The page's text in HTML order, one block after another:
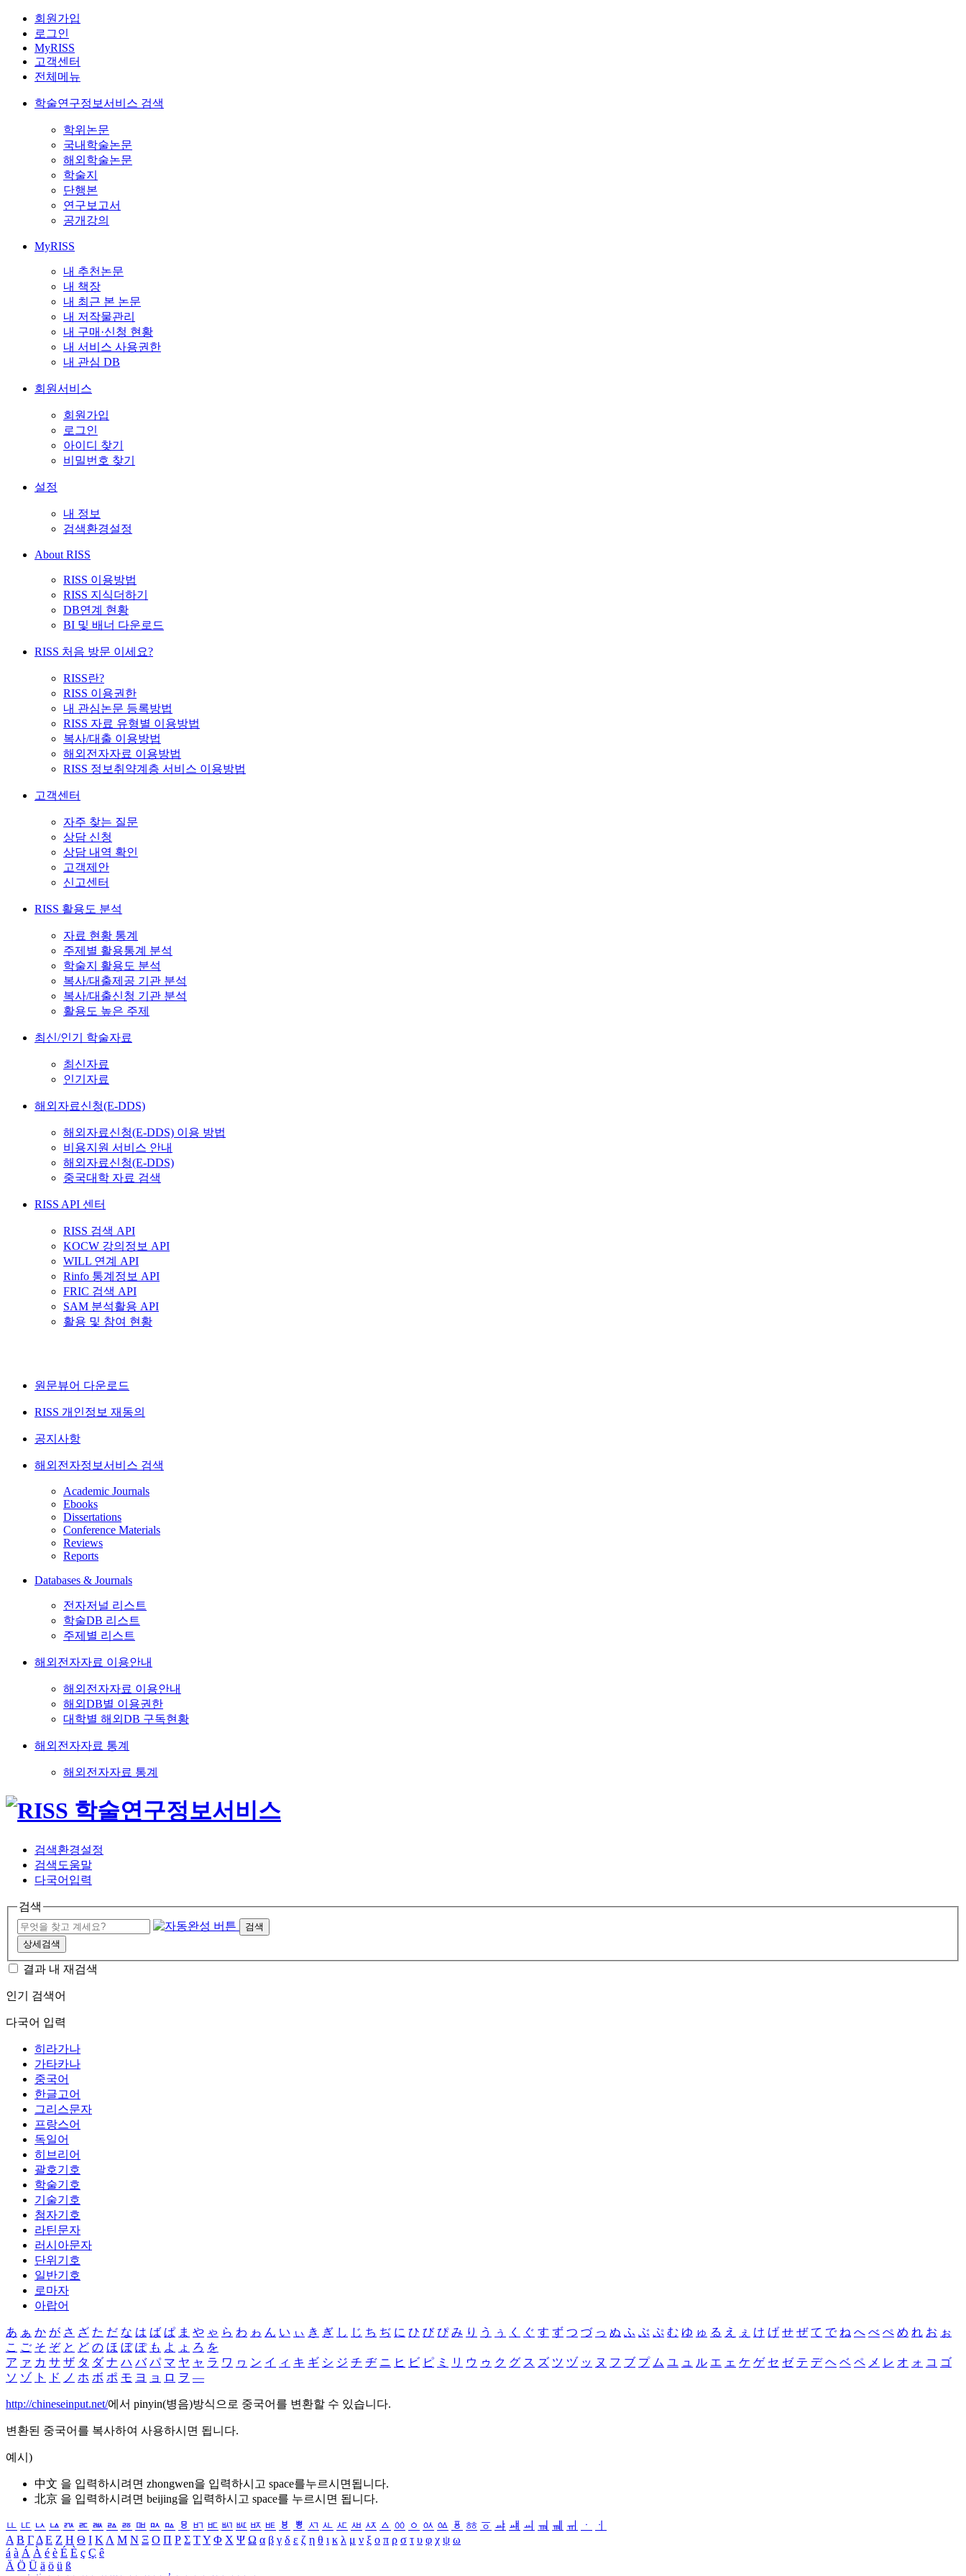
회원가입
로그인
MyRISS
고객센터
전체메뉴
학술연구정보서비스 검색
학위논문
국내학술논문
해외학술논문
학술지
단행본
연구보고서
공개강의
MyRISS
내 추천논문
내 책장
내 최근 본 논문
내 저작물관리
내 구매·신청 현황
내 서비스 사용권한
내 관심 DB
회원서비스
회원가입
로그인
아이디 찾기
비밀번호 찾기
설정
내 정보
검색환경설정
About RISS
RISS 이용방법
RISS 지식더하기
DB연계 현황
BI 및 배너 다운로드
RISS 처음 방문 이세요?
RISS란?
RISS 이용권한
내 관심논문 등록방법
RISS 자료 유형별 이용방법
복사/대출 이용방법
해외전자자료 이용방법
RISS 정보취약계층 서비스 이용방법
고객센터
자주 찾는 질문
상담 신청
상담 내역 확인
고객제안
신고센터
RISS 활용도 분석
자료 현황 통계
주제별 활용통계 분석
학술지 활용도 분석
복사/대출제공 기관 분석
복사/대출신청 기관 분석
활용도 높은 주제
최신/인기 학술자료
최신자료
인기자료
해외자료신청(E-DDS)
해외자료신청(E-DDS) 이용 방법
비용지원 서비스 안내
해외자료신청(E-DDS)
중국대학 자료 검색
RISS API 센터
RISS 검색 API
KOCW 강의정보 API
WILL 연계 API
Rinfo 통계정보 API
FRIC 검색 API
SAM 분석활용 API
활용 및 참여 현황
원문뷰어 다운로드
RISS 개인정보 재동의
공지사항
해외전자정보서비스 검색
Academic Journals
Ebooks
Dissertations
Conference Materials
Reviews
Reports
Databases & Journals
전자저널 리스트
학술DB 리스트
주제별 리스트
해외전자자료 이용안내
해외전자자료 이용안내
해외DB별 이용권한
대학별 해외DB 구독현황
해외전자자료 통계
해외전자자료 통계
검색환경설정
검색도움말
다국어입력
검색
검색
상세검색
결과 내 재검색
인기 검색어
다국어 입력
히라가나
가타카나
중국어
한글고어
그리스문자
프랑스어
독일어
히브리어
괄호기호
학술기호
기술기호
첨자기호
라틴문자
러시아문자
단위기호
일반기호
로마자
아랍어
あ ぁ か が さ ざ た だ な は ば ぱ ま や ゃ ら わ ゎ ん い ぃ き ぎ し じ ち ぢ に ひ び ぴ み り う ぅ く ぐ す ず つ づ っ ぬ ふ ぶ ぷ む ゆ ゅ る え ぇ け げ せ ぜ て で ね へ べ ぺ め れ お ぉ
こ ご そ ぞ と ど の ほ ぼ ぽ も よ ょ ろ を
ア ァ カ サ ザ タ ダ ナ ハ バ パ マ ヤ ャ ラ ワ ヮ ン イ ィ キ ギ シ ジ チ ヂ ニ ヒ ビ ピ ミ リ ウ ゥ ク グ ス ズ ツ ヅ ッ ヌ フ ブ プ ム ユ ュ ル エ ェ ケ ゲ セ ゼ テ デ ヘ ベ ペ メ レ オ ォ コ ゴ
ソ ゾ ト ド ノ ホ ボ ポ モ ヨ ョ ロ ヲ ―
http://chineseinput.net/에서 pinyin(병음)방식으로 중국어를 변환할 수 있습니다.
변환된 중국어를 복사하여 사용하시면 됩니다.
예시)
中文 을 입력하시려면 zhongwen을 입력하시고 space를누르시면됩니다.
北京 을 입력하시려면 beijing을 입력하시고 space를 누르시면 됩니다.
ㅥ ㅦ ㅧ ㅨ ㅩ ㅪ ㅫ ㅬ ㅭ ㅮ ㅯ ㅰ ㅱ ㅲ ㅳ ㅴ ㅵ ㅶ ㅷ ㅸ ㅹ ㅺ ㅻ ㅼ ㅽ ㅾ ㅿ ㆀ ㆁ ㆂ ㆃ ㆄ ㆅ ㆆ ㆇ ㆈ ㆉ ㆊ ㆋ ㆌ ㆍ
ㆎ
Α Β ΓΔ Ε Ζ Η Θ Ι ΚΛ Μ Ν Ξ Ο Π Ρ Σ ΤΥ Φ Χ Ψ Ω α β γ δ ε ζ η θ ι κ λ μ ν ξ ο π ρ σ τ υ φ χ ψ ω
á à Á À é è É È ç Ç ê
Ä Ö Ü ä ö ü ß